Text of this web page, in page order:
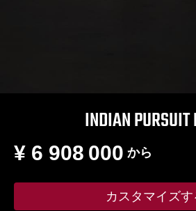
INDIAN PURSUIT
から
¥ 6 908 000
カスタマイズす